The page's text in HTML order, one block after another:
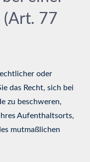
(Art. 77
oder
das Recht, sich bei
zu beschweren,
Aufenthaltsorts,
mutmaßlichen